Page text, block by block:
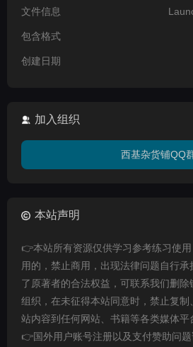
文件信息
包含格式
创建日期
加入组织
西基杂货铺QQ
本站声明
👉本站所有资源仅供学习参考练习使
用的，禁止商用，出现法律问题自行
了原著者的合法权益，可联系我们删
组织，在未征得本站同意时，禁止复
站内容到任何网站、书籍等各类媒体平
👉国外用户账号注册以及支付赞助问